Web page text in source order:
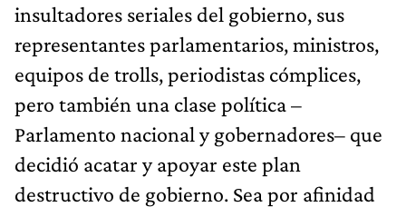
insultadores seriales del gobierno, sus
representantes parlamentarios, ministros,
equipos de trolls, periodistas cómplices,
pero también una clase política –
Parlamento nacional y gobernadores– que
decidió acatar y apoyar este plan
destructivo de gobierno. Sea por afinidad